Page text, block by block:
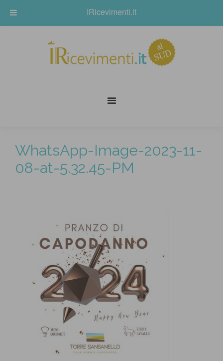
WhatsApp-Image-2023-11-
08-at-5.32.45-PM
IRicevimenti.it